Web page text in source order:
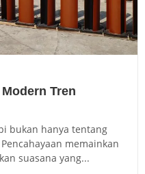
Tren
bukan hanya tentang
memainkan
suasana yang...